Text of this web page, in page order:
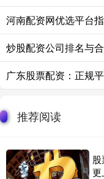
河南配资网优选平台
炒股配资公司排名与
广东股票配资：正规
推荐阅读
更